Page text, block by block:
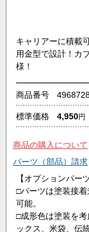
キャリアーに積載
用金型で設計！カ
様！
商品番号
標準価格 4,950円
商品の購入について
パーツ（部品）請求
【オプションパーツ
□パーツは塗装接
可能。
□成形色は塗装を
ックス、米袋、伝